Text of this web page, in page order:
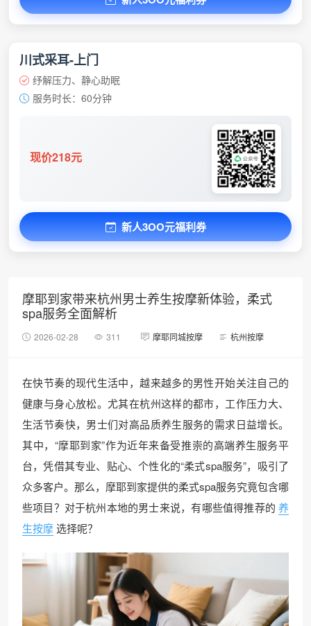
川式采耳-上门
纾解压力、静心助眠
服务时长：60分钟
现价218元
新人3OO元福利券
摩耶到家带来杭州男士养生按摩新体验，柔式
spa服务全面解析
2026-02-28 311 摩耶同城按摩 杭州按摩
在快节奏的现代生活中，越来越多的男性开始关注自己的
健康与身心放松。尤其在杭州这样的都市，工作压力大、
生活节奏快，男士们对高品质养生服务的需求日益增长。
其中，“摩耶到家”作为近年来备受推崇的高端养生服务平
台，凭借其专业、贴心、个性化的“柔式spa服务”，吸引了
众多客户。那么，摩耶到家提供的柔式spa服务究竟包含哪
些项目？对于杭州本地的男士来说，有哪些值得推荐的 养
生按摩选择呢？